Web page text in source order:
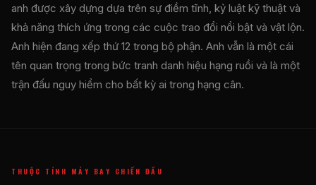
anh được xây dựng dựa trên sự điềm tĩnh, kỷ luật kỹ thuật và
khả năng thích ứng trong các cuộc trao đổi nổi bật và vật lộn.
Anh hiện đang xếp thứ 12 trong bộ phận. Anh vẫn là một cái
tên quan trọng trong bức tranh danh hiệu hạng ruồi và là một
trận đấu nguy hiểm cho bất kỳ ai trong hạng cân.
THUỘC TÍNH MÁY BAY CHIẾN ĐẤU